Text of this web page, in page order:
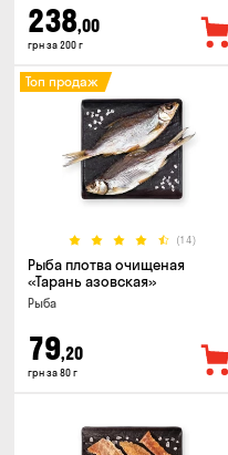
238,00
грн за 200 г
(14)
Топ продаж
Рыба плотва очищеная
«Тарань азовская»
Рыба
79,20
грн за 80 г